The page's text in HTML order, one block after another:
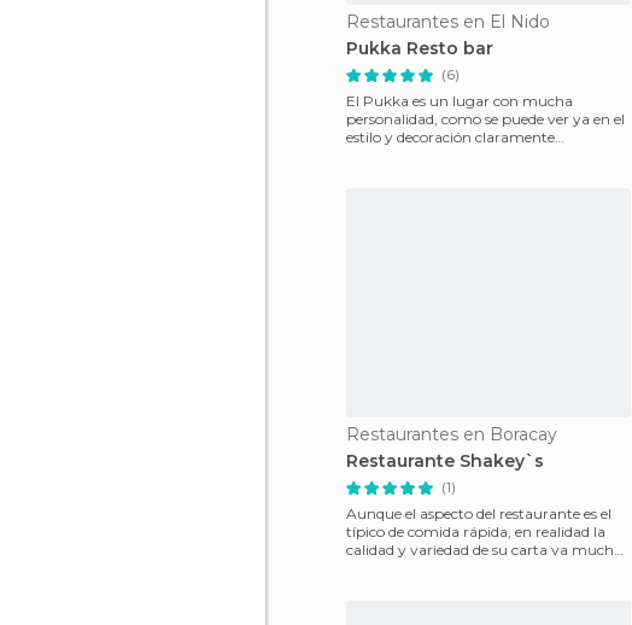
Restaurantes en El Nido
Pukka Resto bar
(6)
El Pukka es un lugar con mucha
personalidad, como se puede ver ya en el
estilo y decoración claramente
Restaurantes en Boracay
Restaurante Shakey`s
(1)
Aunque el aspecto del restaurante es el
típico de comida rápida, en realidad la
calidad y variedad de su carta va mucho